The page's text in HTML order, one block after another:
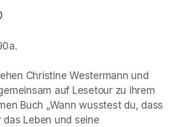
Christine Westermann und
auf Lesetour zu ihrem
Buch „Wann wusstest du, dass
Leben und seine